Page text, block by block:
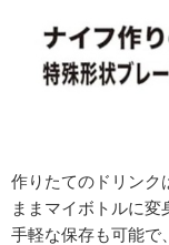
作りたてのドリンク
ままマイボトルに
手軽な保存も可能で